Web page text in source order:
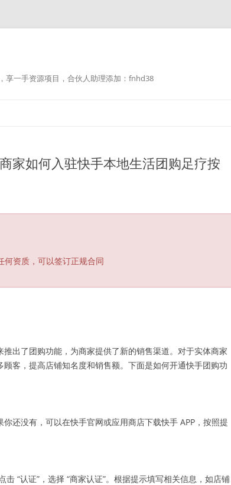
享一手资源项目，合伙人助理添加：fnhd38
家如何入驻快手本地生活团购足疗按
何资质，可以签订正规合同
出了团购功能，为商家提供了新的销售渠道。对于实体商家
客，提高店铺知名度和销售额。下面是如何开通快手团购功
还没有，可以在快手官网或应用商店下载快手 APP，按照提
击 “认证”，选择 “商家认证”。根据提示填写相关信息，如店铺